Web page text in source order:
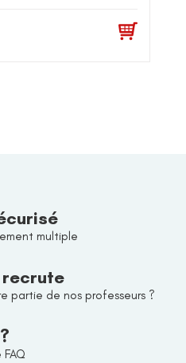
multiple
recrute
partie de nos professeurs ?